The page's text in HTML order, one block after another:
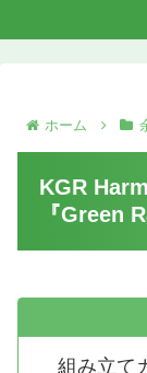
ホーム
KGR
『Green
組み立て